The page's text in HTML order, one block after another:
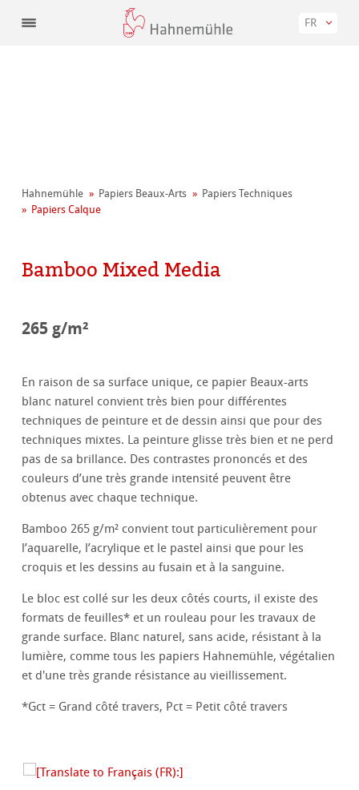
FR
Hahnemühle Papiers Beaux-Arts
Papiers Techniques
Papiers Calque
Bamboo Mixed Media
265 g/m²
En raison de sa surface unique, ce papier Beaux-arts
blanc naturel convient très bien pour différentes
techniques de peinture et de dessin ainsi que pour des
techniques mixtes. La peinture glisse très bien et ne perd
pas de sa brillance. Des contrastes prononcés et des
couleurs d’une très grande intensité peuvent être
obtenus avec chaque technique.
Bamboo 265 g/m² convient tout particulièrement pour
l’aquarelle, l’acrylique et le pastel ainsi que pour les
croquis et les dessins au fusain et à la sanguine.
Le bloc est collé sur les deux côtés courts, il existe des
formats de feuilles* et un rouleau pour les travaux de
grande surface. Blanc naturel, sans acide, résistant à la
lumière, comme tous les papiers Hahnemühle, végétalien
et d'une très grande résistance au vieillissement.
*Gct = Grand côté travers, Pct = Petit côté travers